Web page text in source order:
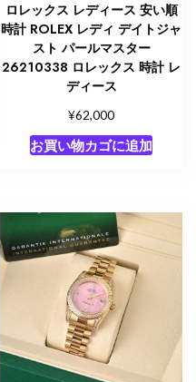
ロレックス レディース 安い順
時計 ROLEX レディ デイトジャ
スト パールマスター
26210338 ロレックス 時計 レ
ディース
¥62,000
お買い物カゴに追加